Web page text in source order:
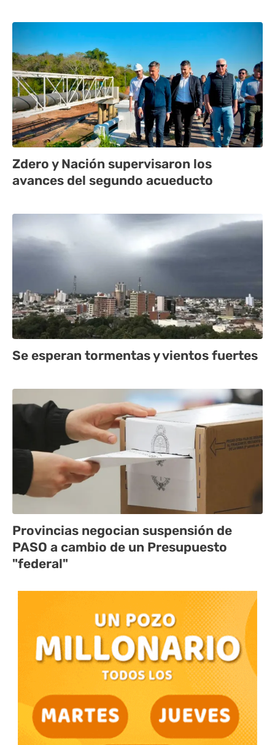
Zdero y Nación supervisaron los
avances del segundo acueducto
Se esperan tormentas y vientos fuertes
Provincias negocian suspensión de
PASO a cambio de un Presupuesto
"federal"